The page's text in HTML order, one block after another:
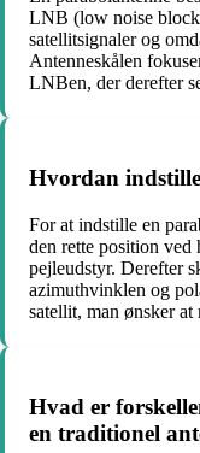
LNB (low noise block
satellitsignaler og
Antenneskålen
LNBen, der derefter
Hvordan
For at indstille en
den rette position
pejleudstyr. Derefter
azimuthvinklen og
satellit, man ønsker at
Hvad er
en traditionel